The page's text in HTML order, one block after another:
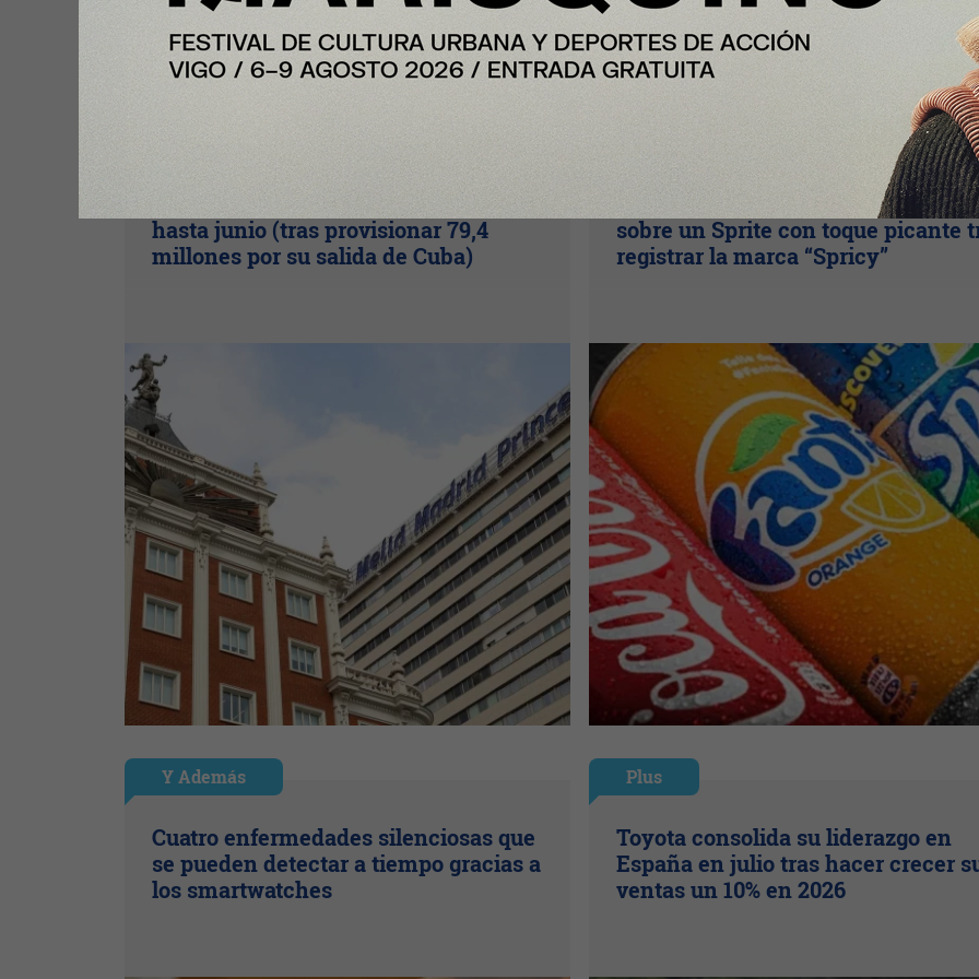
Te puede interesar:
Meliá gana 4,1 millones de euros
hasta junio (tras provisionar 79,4
millones por su salida de Cuba)
Coca-Cola desata especulaciones
sobre un Sprite con toque picante
registrar la marca “Spricy”
Y Además
Cuatro enfermedades silenciosas que
se pueden detectar a tiempo gracias a
los smartwatches
Plus
Toyota consolida su liderazgo en
España en julio tras hacer crecer
ventas un 10% en 2026